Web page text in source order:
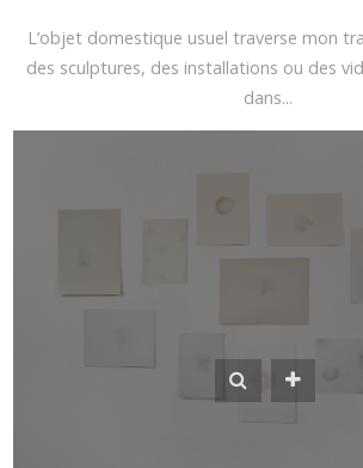
L’objet domestique usuel traverse mon
des sculptures, des installations ou des
dans...